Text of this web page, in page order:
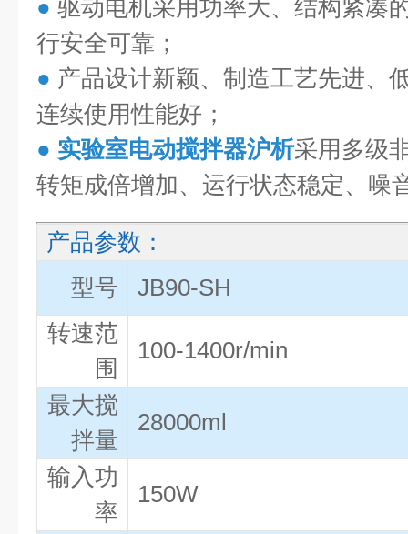
● 驱动电机采用功率大、结构紧凑
行安全可靠；
● 产品设计新颖、制造工艺先进、
连续使用性能好；
● 实验室电动搅拌器沪析采用多级
转矩成倍增加、运行状态稳定、噪
产品参数：
型号
JB90-SH
转速范
围
100-1400r/min
最大搅
拌量
28000ml
输入功
率
150W